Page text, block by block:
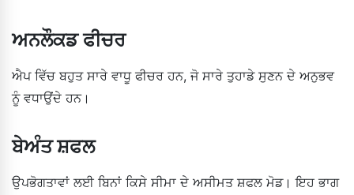
ਅਨਲੌਕਡ ਫੀਚਰ
ਐਪ ਵਿੱਚ ਬਹੁਤ ਸਾਰੇ ਵਾਧੂ ਫੀਚਰ ਹਨ, ਜੋ ਸਾਰੇ ਤੁਹਾਡੇ ਸੁਣਨ ਦੇ ਅਨੁਭਵ
ਨੂੰ ਵਧਾਉਂਦੇ ਹਨ।
ਬੇਅੰਤ ਸ਼ਫਲ
ਉਪਭੋਗਤਾਵਾਂ ਲਈ ਬਿਨਾਂ ਕਿਸੇ ਸੀਮਾ ਦੇ ਅਸੀਮਤ ਸ਼ਫਲ ਮੋਡ। ਇਹ ਭਾਗ